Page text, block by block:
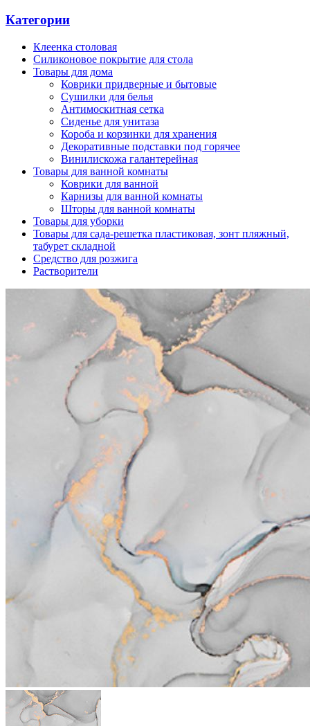
Категории
Клеенка столовая
Силиконовое покрытие для стола
Товары для дома
Коврики придверные и бытовые
Сушилки для белья
Антимоскитная сетка
Сиденье для унитаза
Короба и корзинки для хранения
Декоративные подставки под горячее
Винилискожа галантерейная
Товары для ванной комнаты
Коврики для ванной
Карнизы для ванной комнаты
Шторы для ванной комнаты
Товары для уборки
Товары для сада-решетка пластиковая, зонт пляжный,
табурет складной
Средство для розжига
Растворители